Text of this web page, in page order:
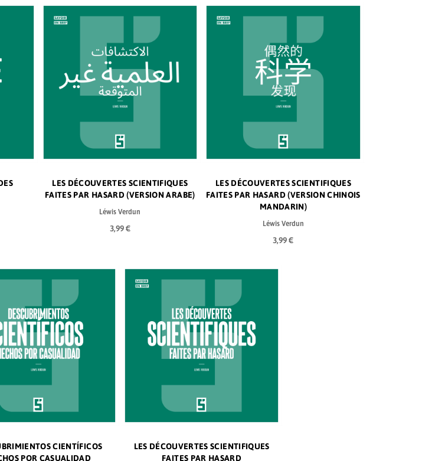
LES DÉCOUVERTES SCIENTIFIQUES
FAITES PAR HASARD (VERSION ARABE)
Léwis Verdun
3,99 €
LES DÉCOUVERTES SCIENTIFIQUES
FAITES PAR HASARD (VERSION CHINOIS
MANDARIN)
Léwis Verdun
3,99 €
CIENTÍFICOS
POR CASUALIDAD
LES DÉCOUVERTES SCIENTIFIQUES
FAITES PAR HASARD